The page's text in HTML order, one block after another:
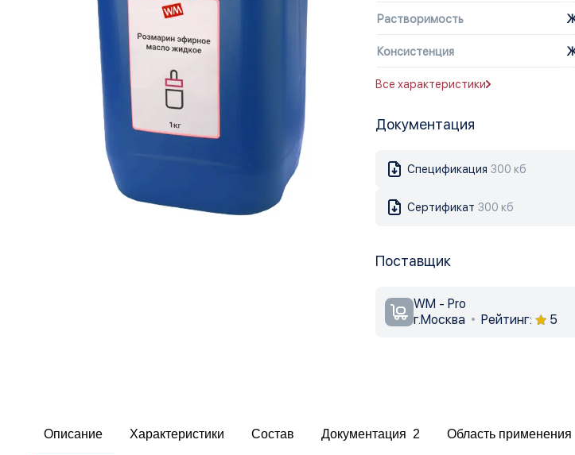
Растворимость
Консистенция
Все характеристики
Документация
Спецификация 300 кб
Сертификат 300 кб
Поставщик
WM - Pro
г.Москва
Рейтинг: 5
Описание Характеристики Состав Документация 2 Область применения